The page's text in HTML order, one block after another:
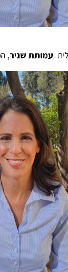
עמותת שניר,